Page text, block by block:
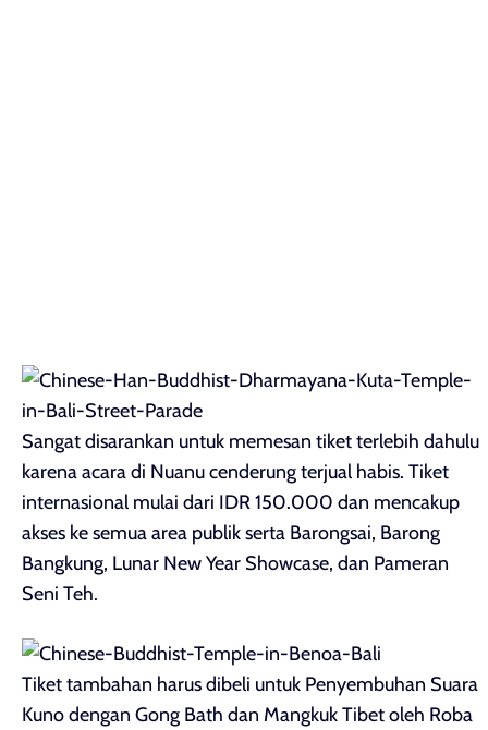
Sangat disarankan untuk memesan tiket terlebih dahulu
karena acara di Nuanu cenderung terjual habis. Tiket
internasional mulai dari IDR 150.000 dan mencakup
akses ke semua area publik serta Barongsai, Barong
Bangkung, Lunar New Year Showcase, dan Pameran
Seni Teh.
Tiket tambahan harus dibeli untuk Penyembuhan Suara
Kuno dengan Gong Bath dan Mangkuk Tibet oleh Roba